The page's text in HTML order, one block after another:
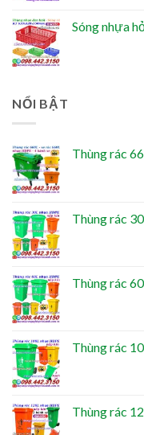
Sóng nhựa
NỔI BẬT
Thùng rác
Thùng rác
Thùng rác
Thùng rác
Thùng rác